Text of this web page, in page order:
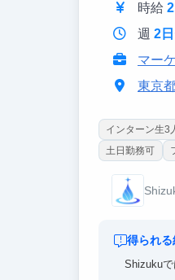
時給
週 2
マー
東京
インターン生3
土日勤務可
得られ
Shizuku